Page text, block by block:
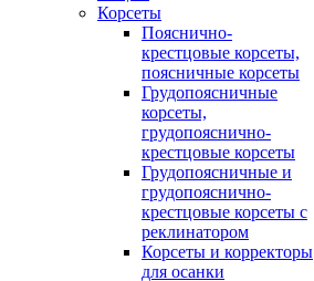
Корсеты
Пояснично-
крестцовые корсеты,
поясничные корсеты
Грудопоясничные
корсеты,
грудопояснично-
крестцовые корсеты
Грудопоясничные и
грудопояснично-
крестцовые корсеты с
реклинатором
Корсеты и корректоры
для осанки